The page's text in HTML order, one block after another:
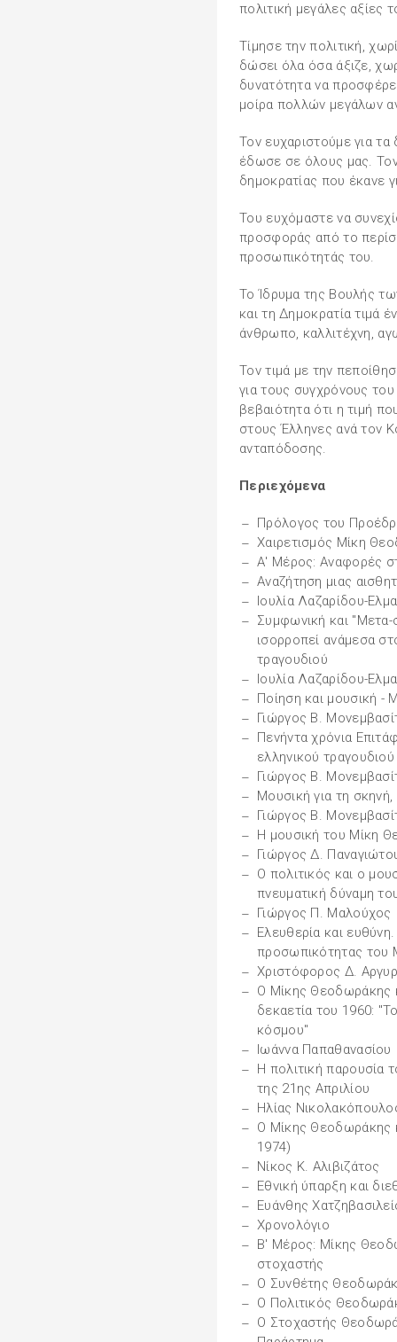
πολιτική μεγάλες αξίες
Τίμησε την πολιτική,
δώσει όλα όσα άξιζε,
δυνατότητα να
μοίρα πολλών μεγάλων
Τον ευχαριστούμε για
έδωσε σε όλους μας.
δημοκρατίας που έκανε
Του ευχόμαστε να
προσφοράς από το
προσωπικότητάς του.
Το Ίδρυμα της Βουλής
και τη Δημοκρατία τιμά
άνθρωπο, καλλιτέχνη,
Τον τιμά με την
για τους συγχρόνους του
βεβαιότητα ότι η τιμή
στους Έλληνες ανά τον
ανταπόδοσης.
Περιεχόμενα
Πρόλογος του
Χαιρετισμός Μίκη
Α' Μέρος: Αναφορές
Αναζήτηση μιας
Ιουλία Λαζαρίδου-
Συμφωνική και
ισορροπεί ανάμεσα
τραγουδιού
Ιουλία Λαζαρίδου-
Ποίηση και μουσική -
Γιώργος Β.
Πενήντα χρόνια
ελληνικού τραγουδιού
Γιώργος Β.
Μουσική για τη
Γιώργος Β.
Η μουσική του Μίκη
Γιώργος Δ.
Ο πολιτικός και ο
πνευματική δύναμη
Γιώργος Π. Μαλούχος
Ελευθερία και
προσωπικότητας του
Χριστόφορος Δ.
Ο Μίκης Θεοδωράκης
δεκαετία του 1960:
κόσμου"
Ιωάννα Παπαθανασίου
Η πολιτική παρουσία
της 21ης Απριλίου
Ηλίας
Ο Μίκης Θεοδωράκης
1974)
Νίκος Κ. Αλιβιζάτος
Εθνική ύπαρξη και
Ευάνθης
Χρονολόγιο
Β' Μέρος: Μίκης
στοχαστής
Ο Συνθέτης
Ο Πολιτικός
Ο Στοχαστής